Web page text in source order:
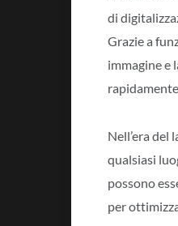
di
Grazie a
immagine e
Nell’era del
qualsiasi
possono
per